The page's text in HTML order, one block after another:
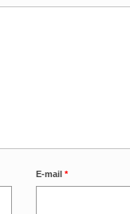
E-mail*